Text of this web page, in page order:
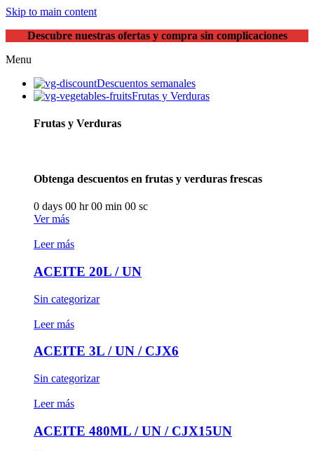
Skip to main content
Descubre nuestras ofertas y compra sin complicaciones
Menu
Descuentos semanales
Frutas y Verduras
Frutas y Verduras
Obtenga descuentos en frutas y verduras frescas
0 days 00 hr00 min 00 sc
Ver más
Leer más
ACEITE 20L / UN
Sin categorizar
Leer más
ACEITE 3L / UN / CJX6
Sin categorizar
Leer más
ACEITE 480ML / UN / CJX15UN